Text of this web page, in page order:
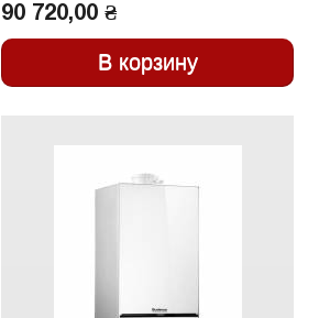
90 720,00 ₴